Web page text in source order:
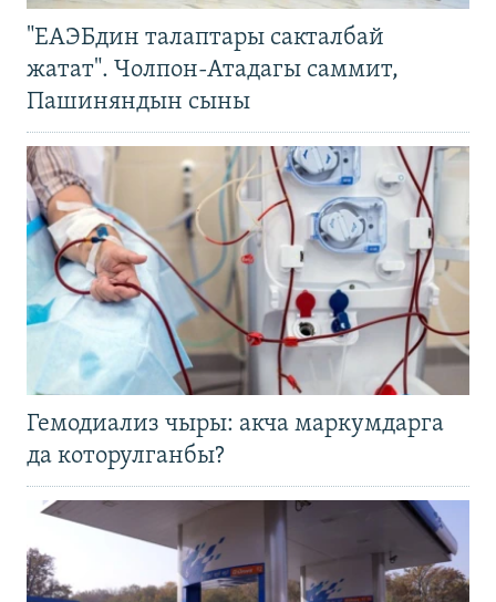
"ЕАЭБдин талаптары сакталбай
жатат". Чолпон-Атадагы саммит,
Пашиняндын сыны
Гемодиализ чыры: акча маркумдарга
да которулганбы?